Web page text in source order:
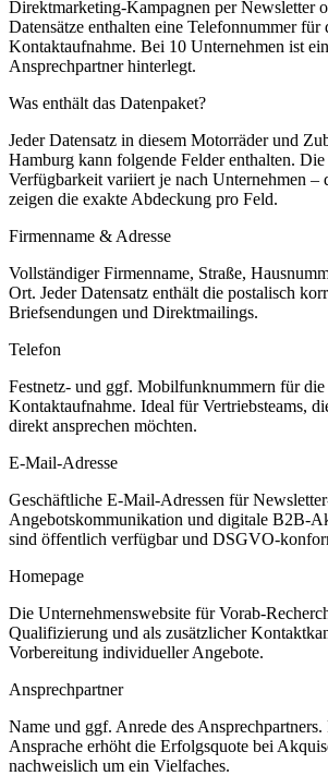
Direktmarketing-Kampagnen per Newsletter
Datensätze enthalten eine Telefonnummer für
Kontaktaufnahme. Bei 10 Unternehmen ist
Ansprechpartner hinterlegt.
Was enthält das Datenpaket?
Jeder Datensatz in diesem Motorräder und
Hamburg kann folgende Felder enthalten. Die
Verfügbarkeit variiert je nach Unternehmen –
zeigen die exakte Abdeckung pro Feld.
Firmenname & Adresse
Vollständiger Firmenname, Straße,
Ort. Jeder Datensatz enthält die postalisch
Briefsendungen und Direktmailings.
Telefon
Festnetz- und ggf. Mobilfunknummern für die
Kontaktaufnahme. Ideal für Vertriebsteams,
direkt ansprechen möchten.
E-Mail-Adresse
Geschäftliche E-Mail-Adressen für
Angebotskommunikation und digitale B2B-
sind öffentlich verfügbar und DSGVO-
Homepage
Die Unternehmenswebsite für Vorab-
Qualifizierung und als zusätzlicher
Vorbereitung individueller Angebote.
Ansprechpartner
Name und ggf. Anrede des Ansprechpartners.
Ansprache erhöht die Erfolgsquote bei
nachweislich um ein Vielfaches.